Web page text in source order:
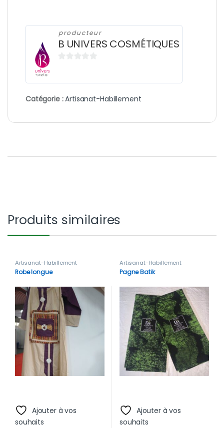
producteur
B UNIVERS COSMÉTIQUES
r
Catégorie :Artisanat-Habillement
Produits similaires
Artisanat-Habillement
Robe longue
Ajouter à vos
souhaits
Artisanat-Habillement
Pagne Batik
Ajouter à vos
souhaits